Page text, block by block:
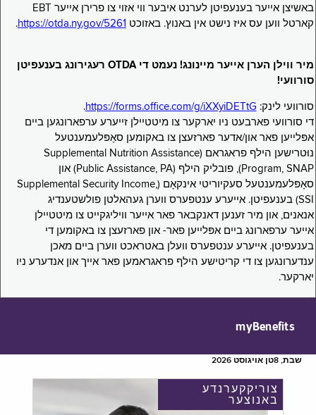
באשיצן אייער בענעפיטן לערנט איבער ווי אזוי צו פרירן אייער EBT
קארטל ווען עס איז נישט אין באנוץ. באזוכט https://otda.ny.gov/5261
.
מיר ווילן הערן אייער מיינונג! נעמט די OTDA רעגירונג בענעפיטן
סורוועי!
סורוועי לינק: https://forms.office.com/g/iXXyiDETtG
.
די סורוועי פארבעט ניו יארקער צו מיטטיילן זייערע ערפארונגען ביים
אפּלייען פאר און/אדער פארזעצן צו באקומען סאָפּלעמענטעל
נוּטרישען הילף פראגראם (Supplemental Nutrition Assistance
Program, SNAP), פובליק הילף (Public Assistance, PA) און
סאָפּלעמענטעל סעקיוריטי אינקאָם (Supplemental Security Income,
SSI) בענעפיטן. אייערע ענטפערס ווערן געהאלטן פולשטענדיג
אנאנים, און מיר זענען דאנקבאר פאר אייער וויליגקייט צו מיטטיילן
אייער ערפארונג ביים אפּלייען פאר- און פארזעצן צו באקומען די
בענעפיטן. אייערע ענטפערס וועלן באטראכט ווערן ביים מאכן
ענדערונגען צו די קריטישע הילף פראגראמען פאר אייך און אנדערע ניו
יארקער.
myBenefits
שבת, 8טן אויגוסט 2026
צוריקקערנדע
באנוצער